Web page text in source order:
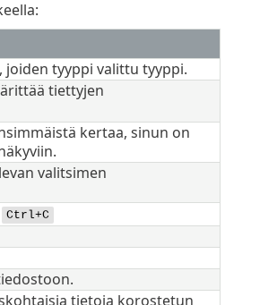
joiden tyyppi valittu tyyppi.
tiettyjen
kertaa, sinun on
valitsimen
Ctrl+C
tietoja korostetun